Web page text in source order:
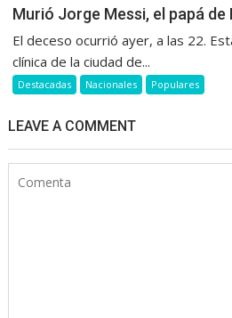
Murió Jorge Messi, el papá de
El deceso ocurrió ayer, a las 22.
clínica de la ciudad de...
Destacadas Nacionales Populares
LEAVE A COMMENT